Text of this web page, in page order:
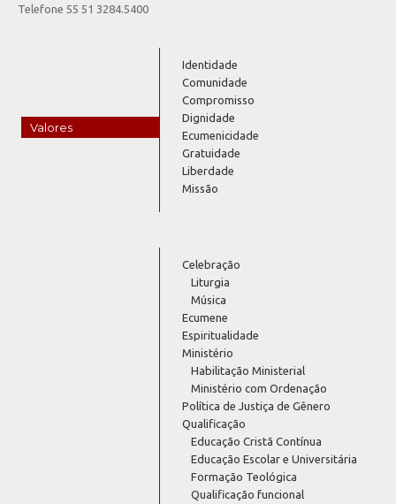
Telefone 55 51 3284.5400
Valores
Identidade
Comunidade
Compromisso
Dignidade
Ecumenicidade
Gratuidade
Liberdade
Missão
Celebração
Liturgia
Música
Ecumene
Espiritualidade
Ministério
Habilitação Ministerial
Ministério com Ordenação
Política de Justiça de Gênero
Qualificação
Educação Cristã Contínua
Educação Escolar e Universitária
Formação Teológica
Qualificação funcional